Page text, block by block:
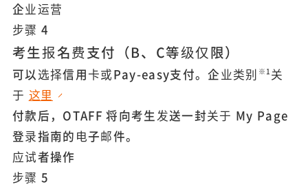
企业运营
步骤 4
考生报名费支付 （B、C等级仅限）
可以选择信用卡或Pay-easy支付。企业类别 ※1 关
于 这里
付款后，OTAFF 将向考生发送一封关于 My Page
登录指南的电子邮件。
应试者操作
步骤 5